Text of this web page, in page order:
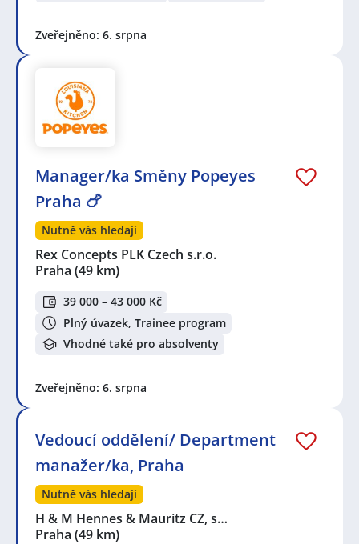
Zveřejněno: 6. srpna
Manager/ka Směny Popeyes
Praha 🍗
Nutně vás hledají
Rex Concepts PLK Czech s.r.o.
Praha (49 km)
39 000 – 43 000 Kč
Plný úvazek, Trainee program
Vhodné také pro absolventy
Zveřejněno: 6. srpna
Vedoucí oddělení/ Department
manažer/ka, Praha
Nutně vás hledají
H & M Hennes & Mauritz CZ, s…
Praha (49 km)